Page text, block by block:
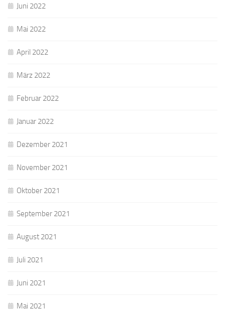
Juni 2022
Mai 2022
April 2022
März 2022
Februar 2022
Januar 2022
Dezember 2021
November 2021
Oktober 2021
September 2021
August 2021
Juli 2021
Juni 2021
Mai 2021